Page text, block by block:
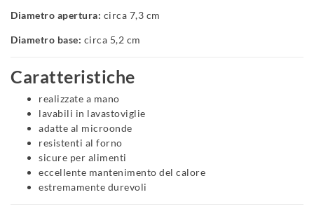
Diametro apertura: circa 7,3 cm
Diametro base: circa 5,2 cm
Caratteristiche
realizzate a mano
lavabili in lavastoviglie
adatte al microonde
resistenti al forno
sicure per alimenti
eccellente mantenimento del calore
estremamente durevoli